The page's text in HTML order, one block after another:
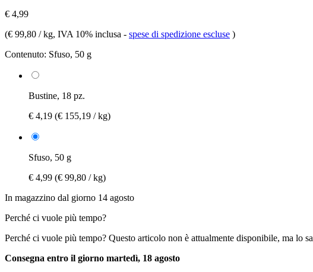
€ 4,99
(€ 99,80 / kg, IVA 10% inclusa - spese di spedizione escluse )
Contenuto: Sfuso, 50 g
Bustine, 18 pz.
€ 4,19 (€ 155,19 / kg)
Sfuso, 50 g
€ 4,99 (€ 99,80 / kg)
In magazzino dal giorno 14 agosto
Perché ci vuole più tempo?
Perché ci vuole più tempo? Questo articolo non è attualmente disponibile, ma lo
Consegna entro il giorno martedì, 18 agosto